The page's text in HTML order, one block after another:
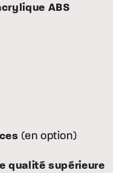
ABS
(en option)
qualité supérieure